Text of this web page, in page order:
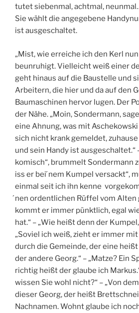
tutet siebenmal, achtmal,
Sie wählt die angegebene
ist ausgeschaltet.
„Mist, wie erreiche ich den Kerl
beunruhigt. Vielleicht weiß einer
geht hinaus auf die Baustelle und
Arbeitern, die hier und da auf den
Baumaschinen hervor lugen. Der
der Nähe. „Moin, Sondermann,
eine Ahnung, was mit
sich nicht krank gemeldet,
und sein Handy ist ausgeschaltet.“
komisch“, brummelt Sondermann
iss er bei ́nem Kumpel versackt“,
einmal seit ich ihn kenne
́nen ordentlichen Rüffel vom Alten
kommt er immer pünktlich, egal
hat.“ – „Wie heißt denn der
„Soviel ich weiß, zieht er immer
durch die Gemeinde, der eine
der andere Georg.“ – „Matze? Ein
richtig heißt der glaube ich
wissen Sie wohl nicht?“ – „Von
dieser Georg, der heißt
Nachnamen. Wohnt glaube ich